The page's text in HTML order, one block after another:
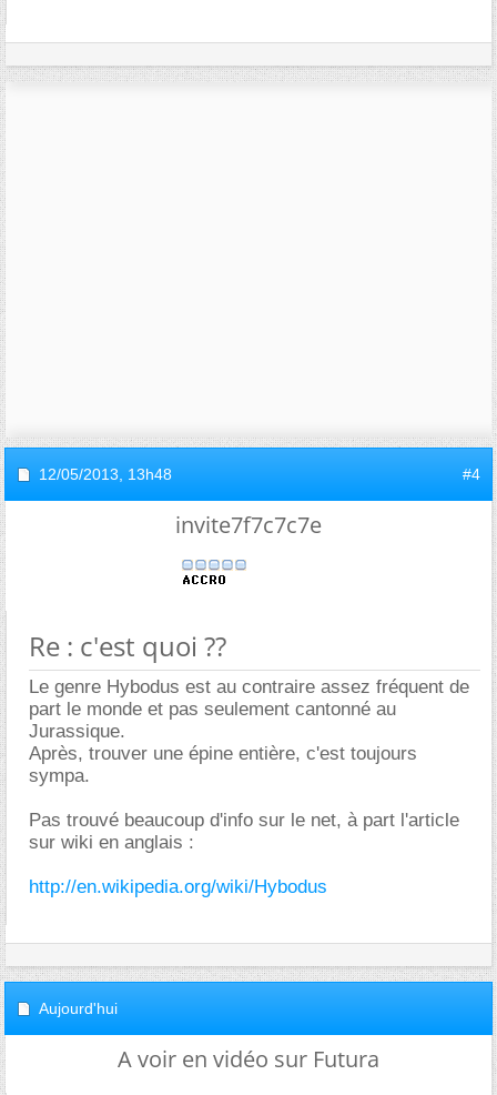
12/05/2013, 13h48 #4
invite7f7c7c7e
Re : c'est quoi ??
Le genre Hybodus est au contraire assez fréquent de
part le monde et pas seulement cantonné au
Jurassique.
Après, trouver une épine entière, c'est toujours
sympa.
Pas trouvé beaucoup d'info sur le net, à part l'article
sur wiki en anglais :
http://en.wikipedia.org/wiki/Hybodus
Aujourd'hui
A voir en vidéo sur Futura